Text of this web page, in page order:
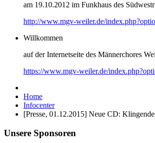
am 19.10.2012 im Funkhaus des
http://www.mgv-weiler.de/
Willkommen
auf der Internetseite des Männerchores
https://www.mgv-weiler.de/
Home
Infocenter
[Presse, 01.12.2015] Neue CD:
Unsere Sponsoren